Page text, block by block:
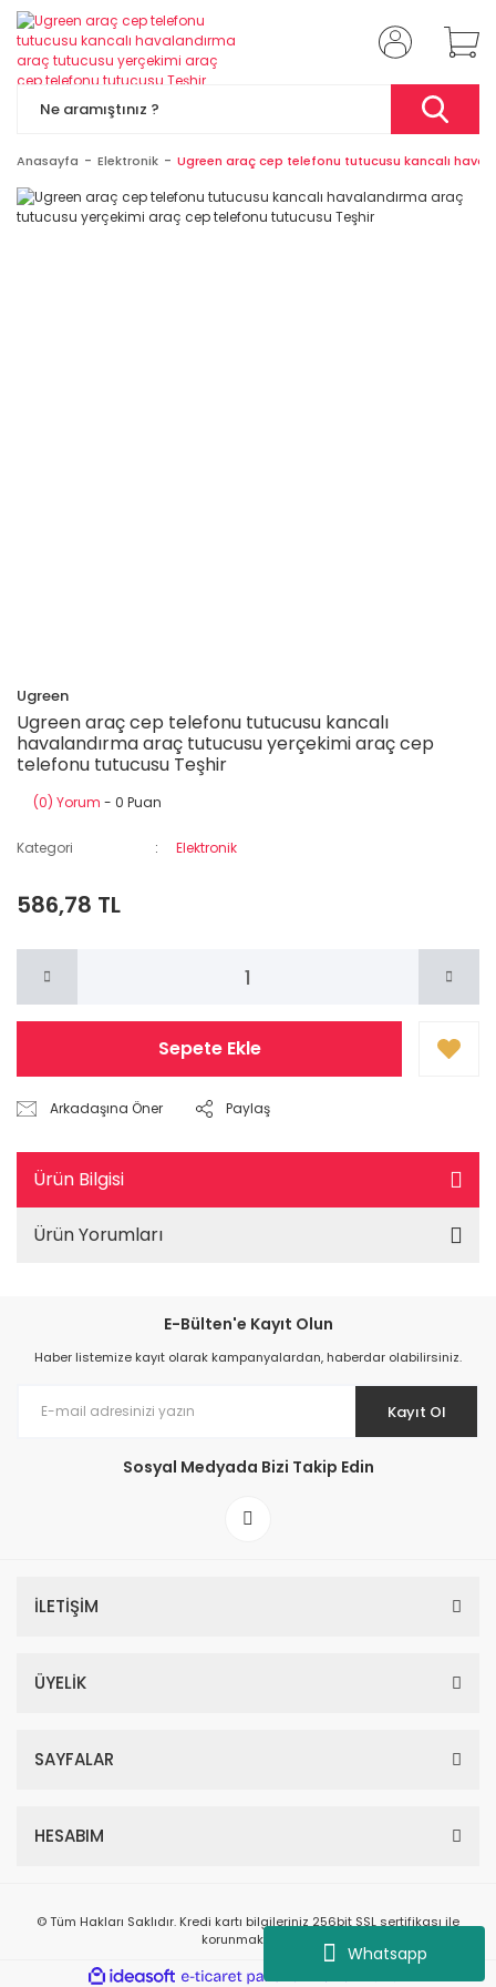
Whatsapp
Anasayfa Elektronik Ugreen araç cep telefonu tutucusu kancalı
Ugreen
Ugreen araç cep telefonu tutucusu kancalı
havalandırma araç tutucusu yerçekimi araç cep
telefonu tutucusu Teşhir
(0) Yorum - 0 Puan
Kategori Elektronik
586,78 TL
Sepete Ekle
Arkadaşına Öner Paylaş
Ürün Bilgisi
Ürün Yorumları
E-Bülten'e Kayıt Olun
Haber listemize kayıt olarak kampanyalardan, haberdar olabilirsiniz.
Kayıt Ol
Sosyal Medyada Bizi Takip Edin
İLETİŞİM
ÜYELİK
SAYFALAR
HESABIM
© Tüm Hakları Saklıdır. Kredi kartı bilgileriniz 256bit SSL sertifikası ile
korunmaktadır.
ideasoft